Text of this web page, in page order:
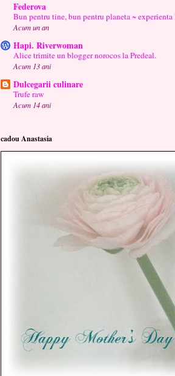
Federova
Bun pentru tine, bun pentru planeta ~ experienta
Acum un an
Hapi. Riverwoman
Alice trimite un blogger norocos la Predeal.
Acum 13 ani
Dulcegarii culinare
Trufe raw
Acum 14 ani
cadou Anastasia